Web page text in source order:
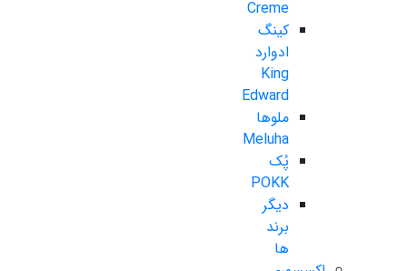
Creme
کینگ
ادوارد
King
Edward
ملوها
Meluha
پُک
POKK
دیگر
برند
ها